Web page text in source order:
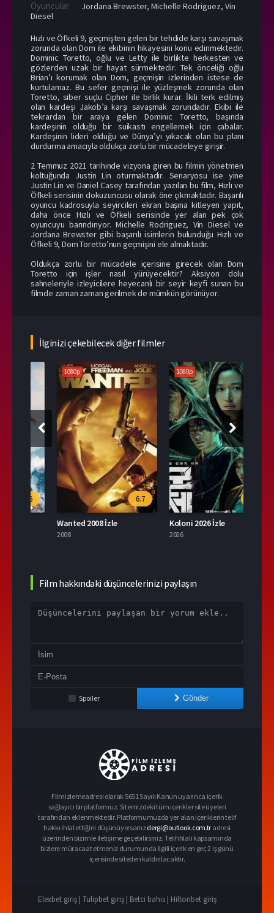
Oyuncular Jordana Brewster, Michelle Rodriguez, Vin
Diesel
Hızlı ve Öfkeli 9, geçmişten gelen bir tehdide karşı savaşmak
zorunda olan Dom ile ekibinin hikayesini konu edinmektedir.
Dominic Toretto, oğlu ve Letty ile birlikte herkesten ve
gözlerden uzak bir hayat sürmektedir. Tek önceliği oğlu
Brian’ı korumak olan Dom, geçmişin izlerinden istese de
kurtulamaz. Bu sefer geçmişi ile yüzleşmek zorunda olan
Toretto, siber suçlu Cipher ile birlik kurar. İkili terk edilmiş
olan kardeşi Jakob’a karşı savaşmak zorundadır. Ekibi ile
tekrardan bir araya gelen Dominic Toretto, başında
kardeşinin olduğu bir suikastı engellemek için çabalar.
Kardeşinin lideri olduğu ve Dünya’yı yıkacak olan bu planı
durdurma amacıyla oldukça zorlu bir mücadeleye girişir.
2 Temmuz 2021 tarihinde vizyona giren bu filmin yönetmen
koltuğunda Justin Lin oturmaktadır. Senaryosu ise yine
Justin Lin ve Daniel Casey tarafından yazılan bu film, Hızlı ve
Öfkeli serisinin dokuzuncusu olarak öne çıkmaktadır. Başarılı
oyuncu kadrosuyla seyircileri ekran başına kitleyen yapıt,
daha önce Hızlı ve Öfkeli serisinde yer alan pek çok
oyuncuyu barındırıyor. Michelle Rodriguez, Vin Diesel ve
Jordana Brewster gibi başarılı isimlerin bulunduğu Hızlı ve
Öfkeli 9, Dom Toretto’nun geçmişini ele almaktadır.
Oldukça zorlu bir mücadele içerisine girecek olan Dom
Toretto için işler nasıl yürüyecektir? Aksiyon dolu
sahneleriyle izleyicilere heyecanlı bir seyir keyfi sunan bu
filmde zaman zaman gerilmek de mümkün görünüyor.
İlginizi çekebilecek diğer filmler
6.7
Wanted 2008 İzle
1080p
9.6
Koloni 2026 İzle
Film hakkındaki düşüncelerinizi paylaşın
Spoiler Gönder
Filmizlemeadresi olarak 5651 Sayılı Kanun uyarınca içerik
sağlayıcı bir platformuz. Sitemizdeki tüm içerikler site üyeleri
tarafından eklenmektedir. Platformumuzda yer alan içeriklerin telif
hakkı ihlal ettiğini düşünüyorsanızdergi@outlook.com.tr adresi
üzerinden bizimle iletişime geçebilirsiniz. Telif ihlali kapsamında
bizlere müracaat etmeniz durumunda ilgili içerik en geç 2 iş günü
içerisinde siteden kaldırılacaktır.
Elexbet giriş | Tulipbet giriş | Betci bahis | Hiltonbet giriş